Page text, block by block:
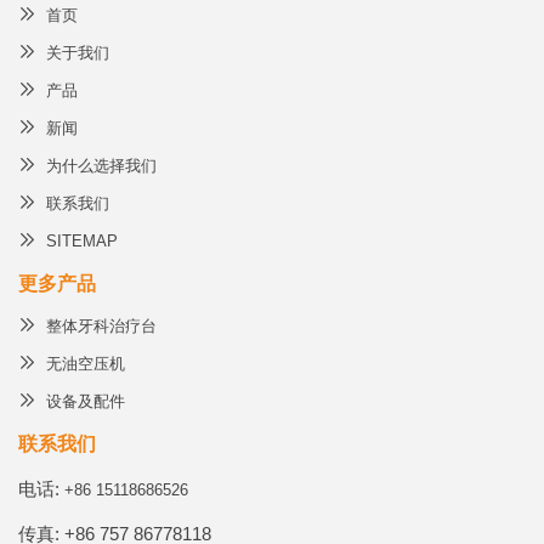
首页
关于我们
产品
新闻
为什么选择我们
联系我们
SITEMAP
更多产品
整体牙科治疗台
无油空压机
设备及配件
联系我们
电话: +86 15118686526
传真: +86 757 86778118